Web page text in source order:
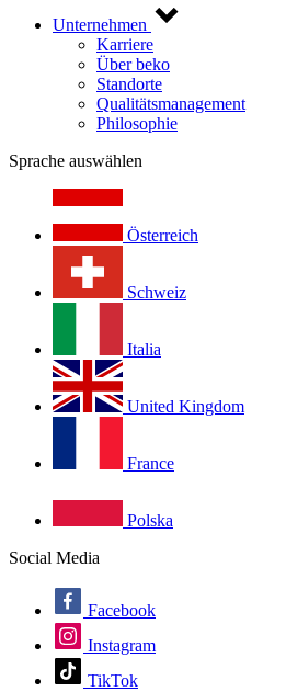
Unternehmen
Karriere
Über beko
Standorte
Qualitätsmanagement
Philosophie
Sprache auswählen
Österreich
Schweiz
Italia
United Kingdom
France
Polska
Social Media
Facebook
Instagram
TikTok